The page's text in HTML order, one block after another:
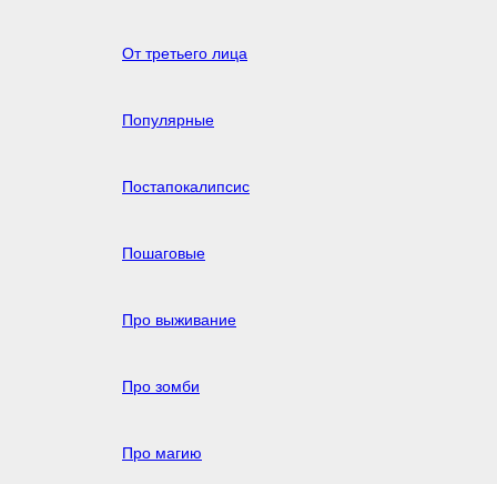
От третьего лица
Популярные
Постапокалипсис
Пошаговые
Про выживание
Про зомби
Про магию